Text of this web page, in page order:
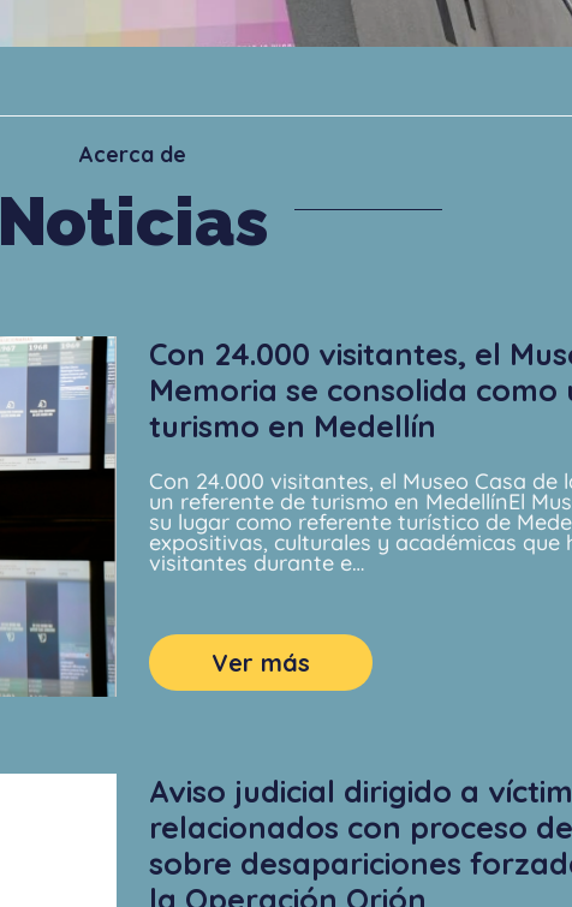
Acerca de
Noticias
Con 24.000 visitantes, el
Memoria se consolida
turismo en Medellín
Con 24.000 visitantes, el Museo Casa
un referente de turismo en MedellínEl
su lugar como referente turístico de
expositivas, culturales y académicas que
visitantes durante e…
Ver más
Aviso judicial dirigido a
relacionados con proceso
sobre desapariciones
la Operación Orión